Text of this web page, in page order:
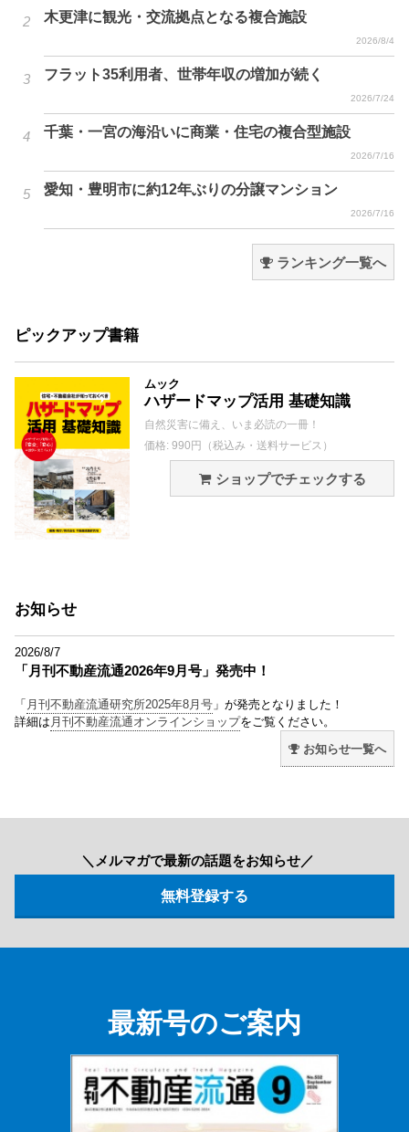
木更津に観光・交流拠点となる複合施設
2026/8/4
フラット35利用者、世帯年収の増加が続く
2026/7/24
千葉・一宮の海沿いに商業・住宅の複合型施設
2026/7/16
愛知・豊明市に約12年ぶりの分譲マンション
2026/7/16
ランキング一覧へ
ピックアップ書籍
ムック
ハザードマップ活用 基礎知識
自然災害に備え、いま必読の一冊！
価格: 990円（税込み・送料サービス）
ショップでチェックする
お知らせ
2026/8/7
「月刊不動産流通2026年9月号」発売中！
「 月刊不動産流通研究所2025年8月号 」が発売となりました！
詳細は 月刊不動産流通オンラインショップをご覧ください。
お知らせ一覧へ
＼メルマガで最新の話題をお知らせ／
最新号のご案内